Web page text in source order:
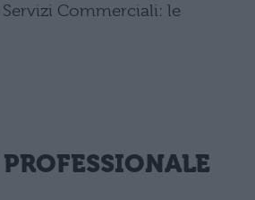
Commerciali: le